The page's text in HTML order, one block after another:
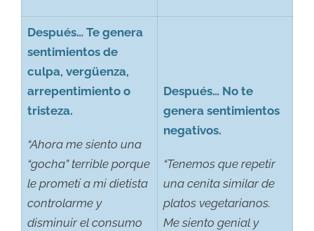
Después… Te genera
sentimientos de
culpa, vergüenza,
arrepentimiento o
tristeza.
“Ahora me siento una
“gocha” terrible porque
le prometí a mi dietista
controlarme y
disminuir el consumo
Después… No te
genera sentimientos
negativos.
“Tenemos que repetir
una cenita similar de
platos vegetarianos.
Me siento genial y